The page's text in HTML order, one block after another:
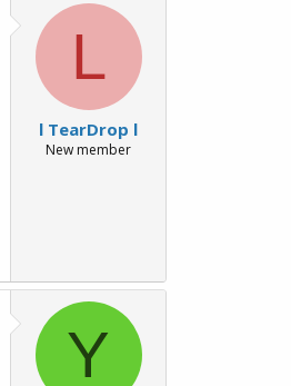
L
l TearDrop l
New member
Y